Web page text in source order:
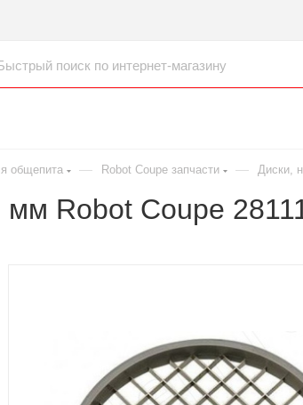
общепита — Robot Coupe запчасти — Диски,
мм Robot Coupe